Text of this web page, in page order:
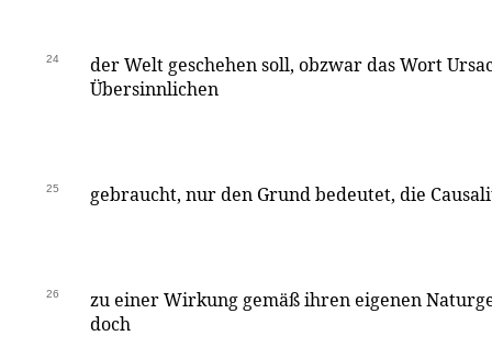
24
der Welt geschehen soll, obzwar das Wort
Übersinnlichen
25 gebraucht, nur den Grund bedeutet, die
26
zu einer Wirkung gemäß ihren eigenen
doch